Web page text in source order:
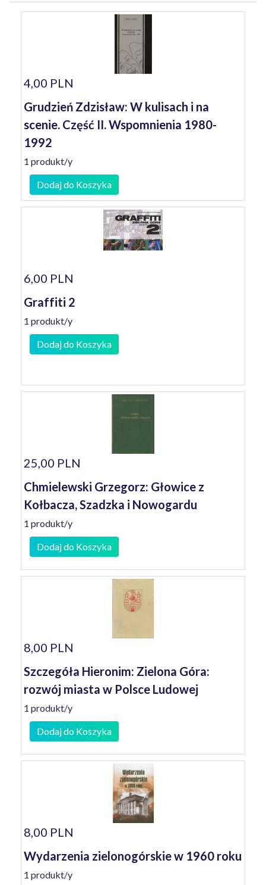
4,00 PLN
Grudzień Zdzisław: W kulisach i na
scenie. Część II. Wspomnienia 1980-
1992
1 produkt/y
Dodaj do Koszyka
6,00 PLN
Graffiti 2
1 produkt/y
Dodaj do Koszyka
25,00 PLN
Chmielewski Grzegorz: Głowice z
Kołbacza, Szadzka i Nowogardu
1 produkt/y
Dodaj do Koszyka
8,00 PLN
Szczegóła Hieronim: Zielona Góra:
rozwój miasta w Polsce Ludowej
1 produkt/y
Dodaj do Koszyka
8,00 PLN
Wydarzenia zielonogórskie w 1960 roku
1 produkt/y